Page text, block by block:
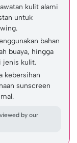
kulit alami
untuk
bahan
buaya, hingga
jenis kulit.
kebersihan
sunscreen
by our